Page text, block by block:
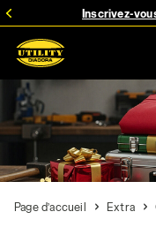
Inscrivez-vous à la
Profitez de la livraison
Page d’accueil Extra